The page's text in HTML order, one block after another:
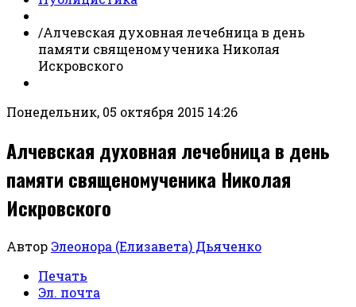
/Алчевская духовная лечебница в день
памяти священомученика Николая
Искровского
Понедельник, 05 октября 2015 14:26
Алчевская духовная лечебница в день
памяти священомученика Николая
Искровского
Автор Элеонора (Елизавета) Дьяченко
Печать
Эл. почта